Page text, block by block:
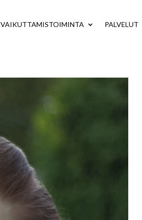
VAIKUTTAMISTOIMINTA PALVELUT